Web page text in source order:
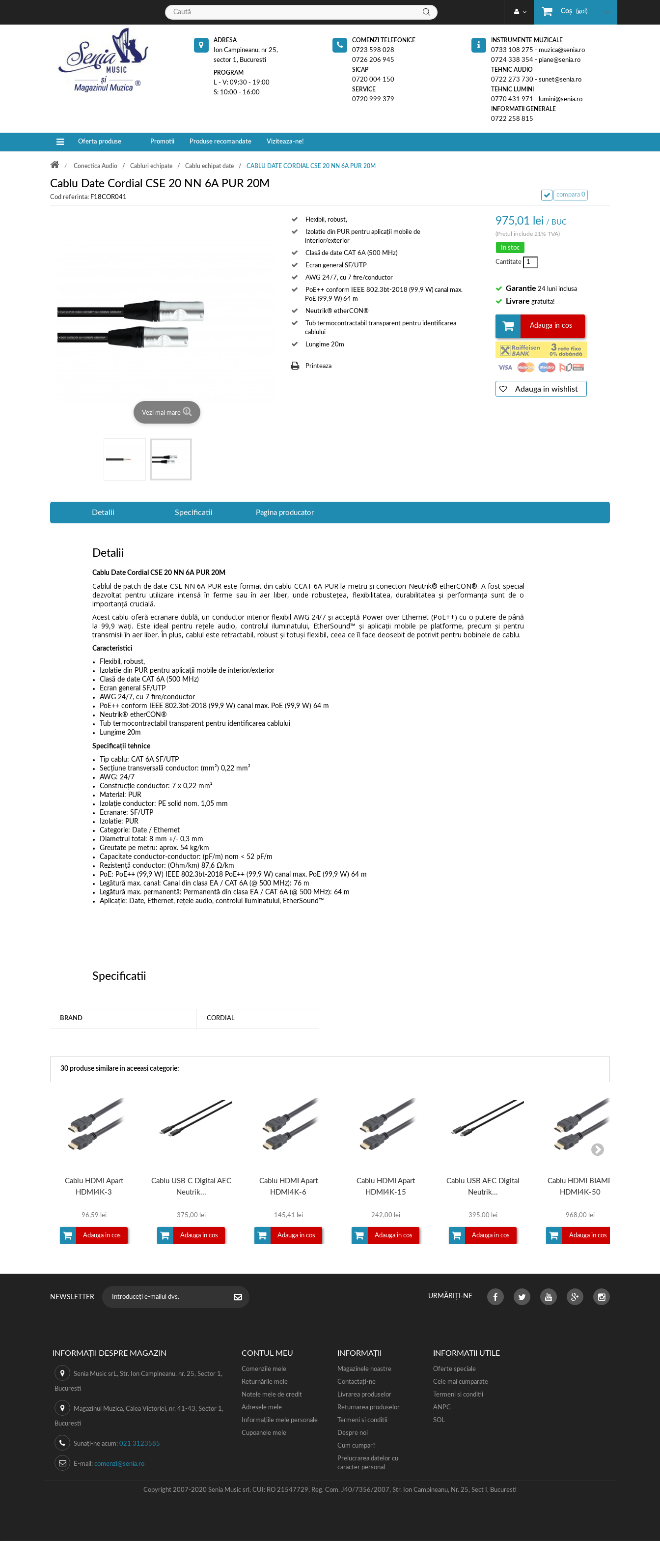
Coş (gol)
INSTRUMENTE MUZICALE
0733 108 275 - muzica@senia.ro
0724 338 354 - piane@senia.ro
TEHNIC AUDIO
0722 273 730 - sunet@senia.ro
TEHNIC LUMINI
0770 431 971 - lumini@senia.ro
INFORMATII GENERALE
0722 258 815
COMENZI TELEFONICE
0723 598 028
0726 206 945
SICAP
0720 004 150
SERVICE
0720 999 379
ADRESA
Ion Campineanu, nr 25,
sector 1, Bucuresti
PROGRAM
L - V: 09:30 - 19:00
S: 10:00 - 16:00
Oferta produse Promotii Produse recomandate Viziteaza-ne!
Conectica Audio Cabluri echipate Cablu echipat date CABLU DATE CORDIAL CSE 20 NN 6A PUR 20M
Cablu Date Cordial CSE 20 NN 6A PUR 20M
Cod referinta: F18COR041 compara 0
Vezi mai mare
Flexibil, robust,
Izolatie din PUR pentru aplicații mobile de
interior/exterior
Clasă de date CAT 6A (500 MHz)
Ecran general SF/UTP
AWG 24/7, cu 7 fire/conductor
PoE++ conform IEEE 802.3bt-2018 (99,9 W) canal max.
PoE (99,9 W) 64 m
Neutrik® etherCON®
Tub termocontractabil transparent pentru identificarea
cablului
Lungime 20m
Printeaza
975,01 lei / BUC
(Pretul include 21% TVA)
In stoc
Cantitate
Garantie 24 luni inclusa
Livrare gratuita!
Adauga in cos
Adauga in wishlist
Detalii Specificatii Pagina producator
Detalii
Cablu Date Cordial CSE 20 NN 6A PUR 20M
Cablul de patch de date CSE NN 6A PUR este format din cablu CCAT 6A PUR la metru și conectori Neutrik® etherCON®. A fost special
dezvoltat pentru utilizare intensă în ferme sau în aer liber, unde robustețea, flexibilitatea, durabilitatea și performanța sunt de o
importanță crucială.
Acest cablu oferă ecranare dublă, un conductor interior flexibil AWG 24/7 și acceptă Power over Ethernet (PoE++) cu o putere de până
la 99,9 wați. Este ideal pentru rețele audio, controlul iluminatului, EtherSound™ și aplicații mobile pe platforme, precum și pentru
transmisii în aer liber. În plus, cablul este retractabil, robust și totuși flexibil, ceea ce îl face deosebit de potrivit pentru bobinele de cablu.
Caracteristici
Flexibil, robust,
Izolatie din PUR pentru aplicații mobile de interior/exterior
Clasă de date CAT 6A (500 MHz)
Ecran general SF/UTP
AWG 24/7, cu 7 fire/conductor
PoE++ conform IEEE 802.3bt-2018 (99,9 W) canal max. PoE (99,9 W) 64 m
Neutrik® etherCON®
Tub termocontractabil transparent pentru identificarea cablului
Lungime 20m
Specificații tehnice
Tip cablu: CAT 6A SF/UTP
Secțiune transversală conductor: (mm²) 0,22 mm²
AWG: 24/7
Construcție conductor: 7 x 0,22 mm²
Material: PUR
Izolație conductor: PE solid nom. 1,05 mm
Ecranare: SF/UTP
Izolatie: PUR
Categorie: Date / Ethernet
Diametrul total: 8 mm +/- 0,3 mm
Greutate pe metru: aprox. 54 kg/km
Capacitate conductor-conductor: (pF/m) nom < 52 pF/m
Rezistență conductor: (Ohm/km) 87,6 Ω/km
PoE: PoE++ (99,9 W) IEEE 802.3bt-2018 PoE++ (99,9 W) canal max. PoE (99,9 W) 64 m
Legătură max. canal: Canal din clasa EA / CAT 6A (@ 500 MHz): 76 m
Legătură max. permanentă: Permanentă din clasa EA / CAT 6A (@ 500 MHz): 64 m
Aplicație: Date, Ethernet, rețele audio, controlul iluminatului, EtherSound™
Specificatii
BRAND CORDIAL
30 produse similare in aceeasi categorie:
Cablu HDMI Apart
HDMI4K-3
96,59 lei
Adauga in cos
Cablu USB C Digital AEC
Neutrik...
375,00 lei
Adauga in cos
Cablu HDMI Apart
HDMI4K-6
145,41 lei
Adauga in cos
Cablu HDMI Apart
HDMI4K-15
242,00 lei
Adauga in cos
Cablu USB AEC Digital
Neutrik...
395,00 lei
Adauga in cos
Cablu HDMI BIAMP
HDMI4K-50
968,00 lei
Adauga in cos
NEWSLETTER URMĂRIȚI-NE
INFORMAȚII DESPRE MAGAZIN
Senia Music srL, Str. Ion Campineanu, nr. 25, Sector 1,
Bucuresti
Magazinul Muzica, Calea Victoriei, nr. 41-43, Sector 1,
Bucuresti
Sunați-ne acum: 021 3123585
E-mail: comenzi@senia.ro
CONTUL MEU
Comenzile mele
Returnările mele
Notele mele de credit
Adresele mele
Informaţiile mele personale
Cupoanele mele
INFORMAŢII
Magazinele noastre
Contactați-ne
Livrarea produselor
Returnarea produselor
Termeni si conditii
Despre noi
Cum cumpar?
Prelucrarea datelor cu
caracter personal
INFORMATII UTILE
Oferte speciale
Cele mai cumparate
Termeni si conditii
ANPC
SOL
Copyright 2007-2020 Senia Music srl, CUI: RO 21547729, Reg. Com. J40/7356/2007, Str. Ion Campineanu, Nr. 25, Sect I, Bucuresti